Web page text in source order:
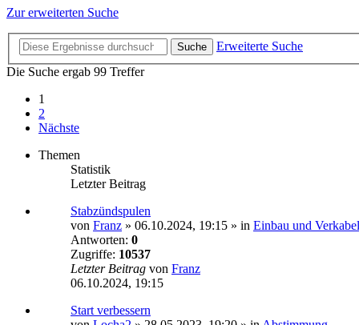
Zur erweiterten Suche
Suche
Erweiterte Suche
Die Suche ergab 99 Treffer
1
2
Nächste
Themen
Statistik
Letzter Beitrag
Stabzündspulen
von Franz » 06.10.2024, 19:15 » in Einbau und
Antworten: 0
Zugriffe: 10537
Letzter Beitrag von Franz
06.10.2024, 19:15
Start verbessern